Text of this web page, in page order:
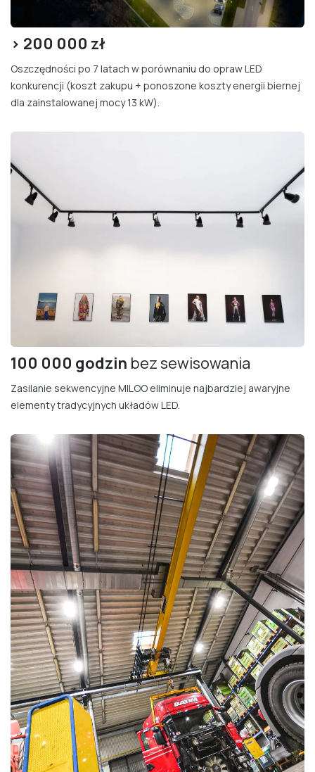
> 200 000 zł
Oszczędności po 7 latach w porównaniu do opraw LED
konkurencji (koszt zakupu + ponoszone koszty energii biernej
dla zainstalowanej mocy 13 kW).
100 000 godzin bez sewisowania
Zasilanie sekwencyjne MILOO eliminuje najbardziej awaryjne
elementy tradycyjnych układów LED.